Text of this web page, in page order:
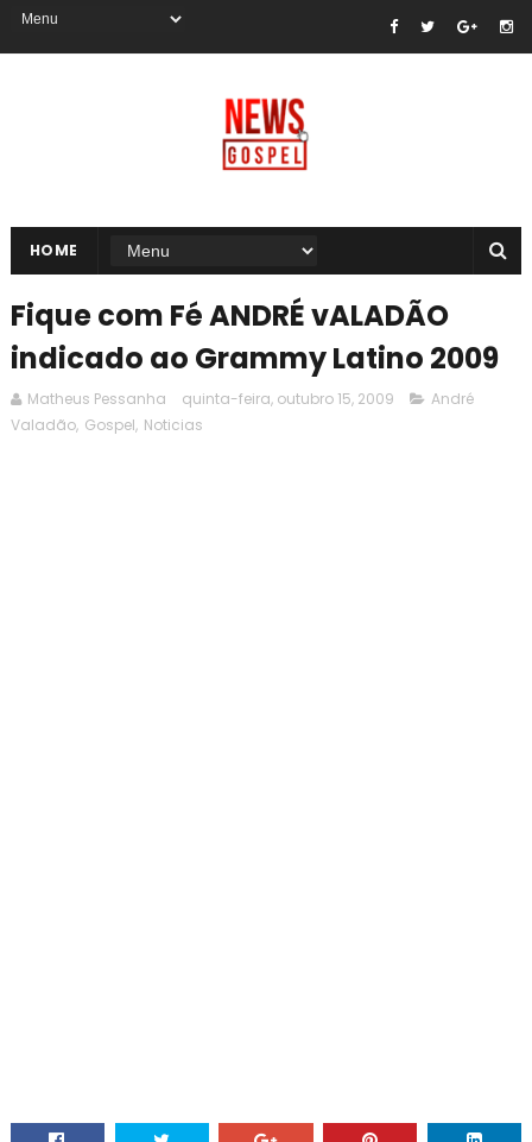
HOME
Fique com Fé ANDRÉ vALADÃO
indicado ao Grammy Latino 2009
Matheus Pessanha quinta-feira, outubro 15, 2009
André
Valadão, Gospel, Noticias